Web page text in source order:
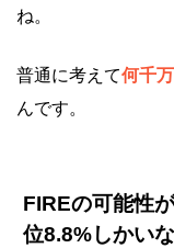
ね。
普通に考えて何千
んです。
FIREの可能性
位8.8%しかい